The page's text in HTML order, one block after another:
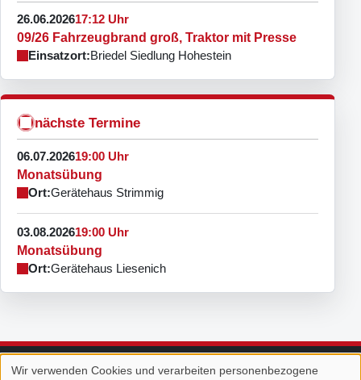
26.06.202617:12 Uhr
09/26 Fahrzeugbrand groß, Traktor mit Presse
Einsatzort:Briedel Siedlung Hohestein
nächste Termine
06.07.202619:00 Uhr
Monatsübung
Ort:Gerätehaus Strimmig
03.08.202619:00 Uhr
Monatsübung
Ort:Gerätehaus Liesenich
Wir verwenden Cookies und verarbeiten personenbezogene